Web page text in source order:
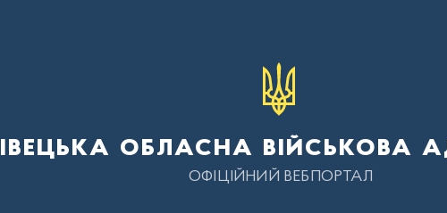
обласна військова
ОФІЦІЙНИЙ ВЕБПОРТАЛ